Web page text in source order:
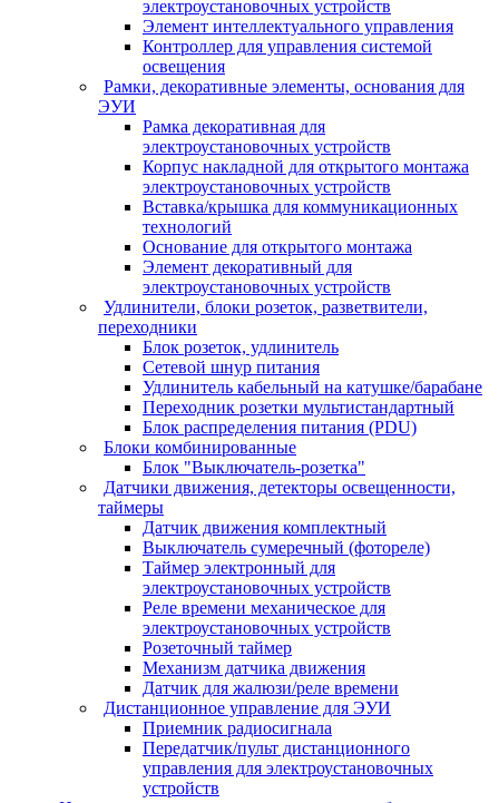
электроустановочных устройств
Элемент интеллектуального управления
Контроллер для управления системой
освещения
Рамки, декоративные элементы, основания для
ЭУИ
Рамка декоративная для
электроустановочных устройств
Корпус накладной для открытого монтажа
электроустановочных устройств
Вставка/крышка для коммуникационных
технологий
Основание для открытого монтажа
Элемент декоративный для
электроустановочных устройств
Удлинители, блоки розеток, разветвители,
переходники
Блок розеток, удлинитель
Сетевой шнур питания
Удлинитель кабельный на катушке/барабане
Переходник розетки мультистандартный
Блок распределения питания (PDU)
Блоки комбинированные
Блок "Выключатель-розетка"
Датчики движения, детекторы освещенности,
таймеры
Датчик движения комплектный
Выключатель сумеречный (фотореле)
Таймер электронный для
электроустановочных устройств
Реле времени механическое для
электроустановочных устройств
Розеточный таймер
Механизм датчика движения
Датчик для жалюзи/реле времени
Дистанционное управление для ЭУИ
Приемник радиосигнала
Передатчик/пульт дистанционного
управления для электроустановочных
устройств